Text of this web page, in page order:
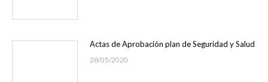
Actas de Aprobación plan de Seguridad y Salud
28/05/2020